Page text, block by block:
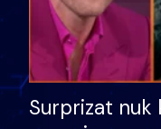
Surprizat nuk